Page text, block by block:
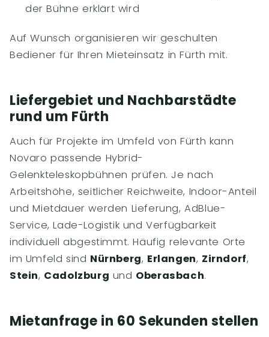
der Bühne erklärt wird
Auf Wunsch organisieren wir geschulten
Bediener für Ihren Mieteinsatz in Fürth mit.
Liefergebiet und Nachbarstädte
rund um Fürth
Auch für Projekte im Umfeld von Fürth kann
Novaro passende Hybrid-
Gelenkteleskopbühnen prüfen. Je nach
Arbeitshöhe, seitlicher Reichweite, Indoor-Anteil
und Mietdauer werden Lieferung, AdBlue-
Service, Lade-Logistik und Verfügbarkeit
individuell abgestimmt. Häufig relevante Orte
im Umfeld sind Nürnberg, Erlangen, Zirndorf,
Stein, Cadolzburg und Oberasbach.
Mietanfrage in 60 Sekunden stellen